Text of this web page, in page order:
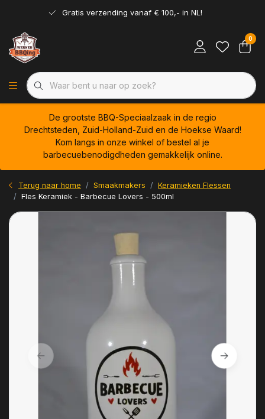
Gratis verzending vanaf € 100,- in NL!
0
De grootste BBQ-Speciaalzaak in de regio
Drechtsteden, Zuid-Holland-Zuid en de Hoekse Waard!
Kom langs in onze winkel of bestel al je
barbecuebenodigdheden gemakkelijk online.
Terug naar home Smaakmakers
Keramieken Flessen
Fles Keramiek - Barbecue Lovers - 500ml